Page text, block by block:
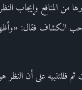
من المنافع وإيجاب
صاحب الكشاف فقال:
على أن النظر